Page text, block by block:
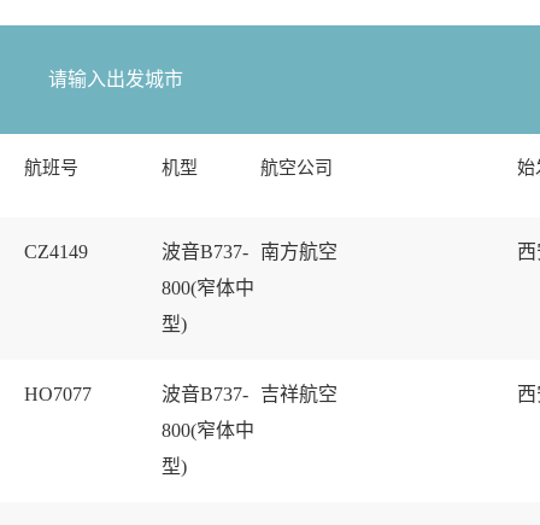
航班号 机型 航空公司 始
CZ4149
波音B737-
800(窄体中
型)
南方航空
HO7077
波音B737-
800(窄体中
型)
吉祥航空